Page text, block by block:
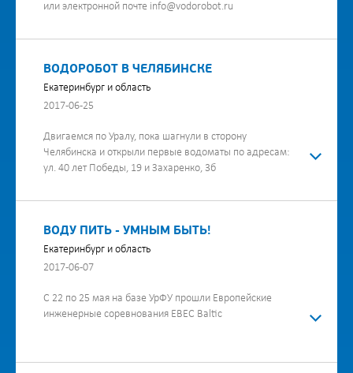
или электронной почте info@vodorobot.ru
ВОДОРОБОТ В ЧЕЛЯБИНСКЕ
Екатеринбург и область
2017-06-25
Двигаемся по Уралу, пока шагнули в сторону
Челябинска и открыли первые водоматы по адресам:
ул. 40 лет Победы, 19 и Захаренко, 3б
ВОДУ ПИТЬ - УМНЫМ БЫТЬ!
Екатеринбург и область
2017-06-07
C 22 по 25 мая на базе УрФУ прошли Европейские
инженерные соревнования EBEC Baltic